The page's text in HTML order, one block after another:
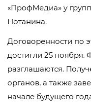
«ПрофМедиа» у
Потанина.
Договоренности по
достигли 25 ноября.
разглашаются.
органов, а также
начале будущего